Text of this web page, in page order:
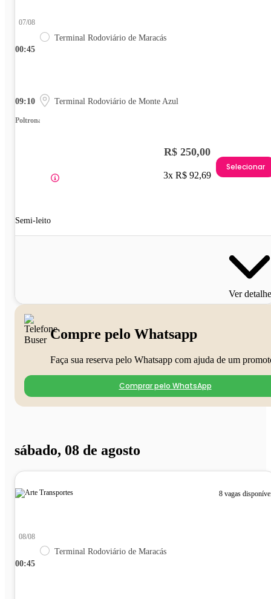
00:45
07/08
Terminal Rodoviário de Maracás
09:10 Terminal Rodoviário de Monte Azul
Poltrona
Semi-leito
R$ 250,00
3x R$ 92,69
Selecionar
Ver
Compre pelo Whatsapp
Faça sua reserva pelo Whatsapp com ajuda de um
Comprar pelo WhatsApp
sábado, 08 de agosto
8 vagas
00:45
08/08
Terminal Rodoviário de Maracás